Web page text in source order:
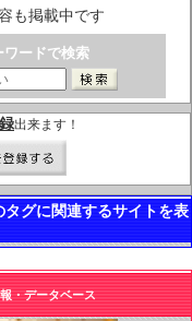
も掲載中です
ワードで検索
出来ます！
グに関連するサイトを表
・データベース